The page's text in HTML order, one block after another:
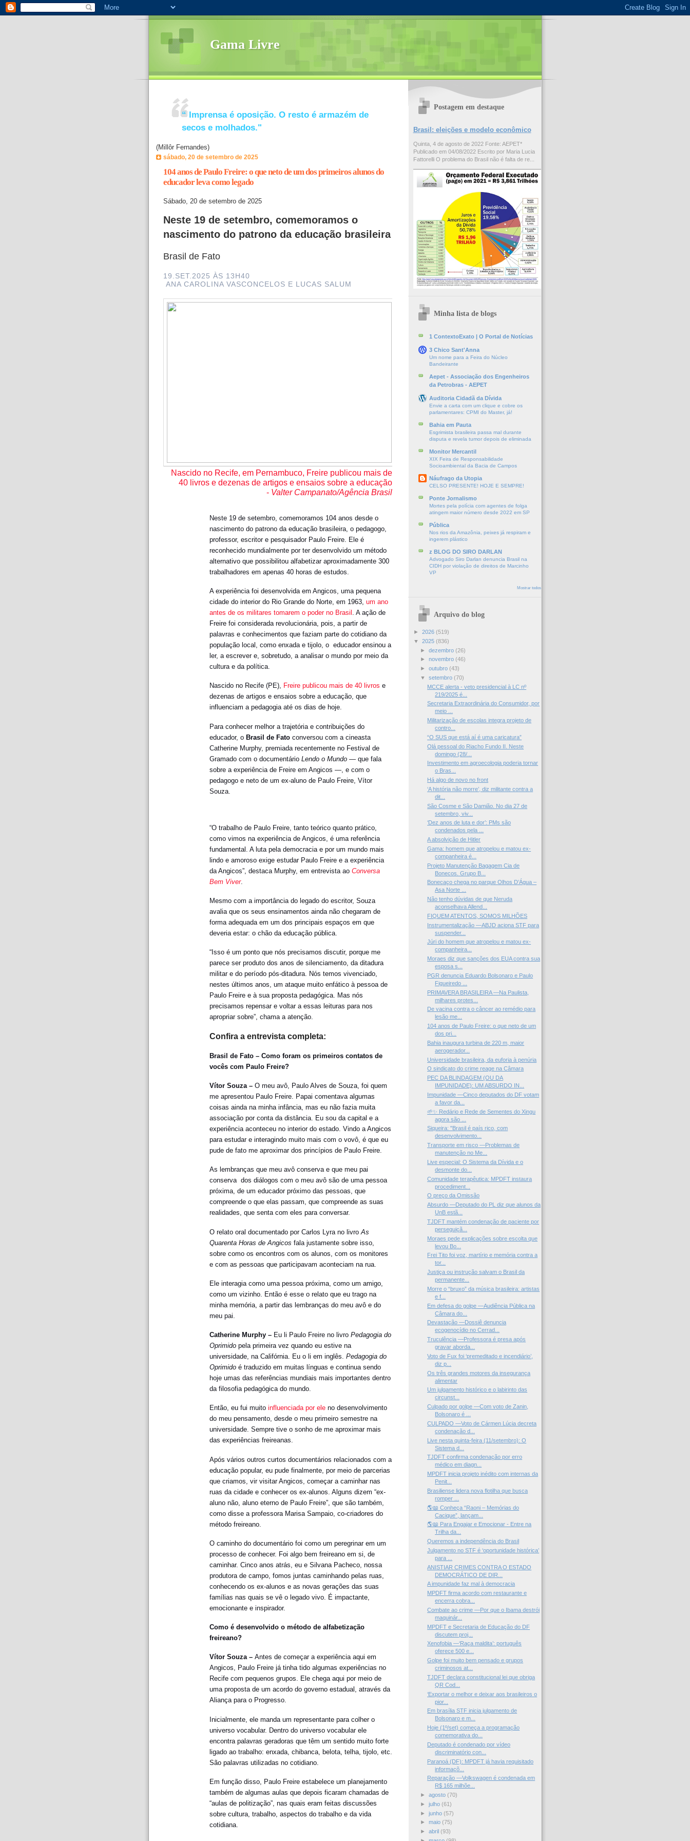
Gama Livre
“ Imprensa é oposição. O resto é armazém de
secos e molhados."
(Millôr Fernandes)
sábado, 20 de setembro de 2025
104 anos de Paulo Freire: o que neto de um dos primeiros alunos do
educador leva como legado
Sábado, 20 de setembro de 2025
Neste 19 de setembro, comemoramos o
nascimento do patrono da educação brasileira
Brasil de Fato
19.SET.2025 ÀS 13H40
ANA CAROLINA VASCONCELOS E LUCAS SALUM
Nascido no Recife, em Pernambuco, Freire publicou mais de
40 livros e dezenas de artigos e ensaios sobre a educação
- Valter Campanato/Agência Brasil
Neste 19 de setembro, comemoramos 104 anos desde o
nascimento do patrono da educação brasileira, o pedagogo,
professor, escritor e pesquisador Paulo Freire. Ele é
reconhecido mundialmente por ter desenvolvido um método
alternativo que possibilitou alfabetizar aproximadamente 300
trabalhadores em apenas 40 horas de estudos.
A experiência foi desenvolvida em Angicos, uma pequena
cidade do interior do Rio Grande do Norte, em 1963, um ano
antes de os militares tomarem o poder no Brasil . A ação de
Freire foi considerada revolucionária, pois, a partir de
palavras e conhecimentos que faziam parte do cotidiano da
população local, como enxada e tijolo, o educador ensinou a
ler, a escrever e, sobretudo, a analisar o mundo por meio da
cultura e da política.
Nascido no Recife (PE), Freire publicou mais de 40 livros e
dezenas de artigos e ensaios sobre a educação, que
influenciam a pedagogia até os dias de hoje.
Para conhecer melhor a trajetória e contribuições do
educador, o Brasil de Fatoconversou com a cineasta
Catherine Murphy, premiada recentemente no Festival de
Gramado com o documentário Lendo o Mundo — que fala
sobre a experiência de Freire em Angicos —, e com o
pedagogo e neto de um ex-aluno de Paulo Freire, Vítor
Souza.
“O trabalho de Paulo Freire, tanto teórico quanto prático,
como vimos na experiência de Angicos, é uma referência
fundamental. A luta pela democracia e por um mundo mais
lindo e amoroso exige estudar Paulo Freire e a experiência
da Angicos”, destaca Murphy, em entrevista ao Conversa
Bem Viver.
Mesmo com a importância do legado do escritor, Souza
avalia que os seus ensinamentos ainda não chegaram de
forma adequada em um dos principais espaços em que
deveria estar: o chão da educação pública.
“Isso é um ponto que nós precisamos discutir, porque me
parece ser produto dos anos de silenciamento, da ditadura
militar e do período pós-ditadura. Nós temos vivenciado,
nestes últimos anos, um ataque muito enfático à pessoa de
Paulo Freire e à sua proposta pedagógica. Mas nós
precisamos repensar e voltar a essas leituras para nos
apropriar sobre”, chama a atenção.
Confira a entrevista completa:
Brasil de Fato – Como foram os primeiros contatos de
vocês com Paulo Freire?
Vítor Souza – O meu avô, Paulo Alves de Souza, foi quem
me apresentou Paulo Freire. Papai comentava algumas
coisas ainda na minha infância, mas eu não fazia muita
associação por conta da distância. Eu sou da capital e a
experiência aconteceu no interior do estado. Vindo a Angicos
para estudar e interagindo muito mais com o vovô, é que eu
pude de fato me aproximar dos princípios de Paulo Freire.
As lembranças que meu avô conserva e que meu pai
conserva dos diálogos com o meu avô são de uma pessoa
próxima, de um educador próximo das pessoas, que
compreende o que elas passam, que compreende as suas
realidades, que senta com eles para conversar.
O relato oral documentado por Carlos Lyra no livroAs
Quarenta Horas de Angicos fala justamente sobre isso,
sobre como os encontros com os alunos, com os monitores
e com as pessoas que participavam aconteciam na rua.
Ele interagia como uma pessoa próxima, como um amigo,
como um vizinho. Então é esse o relato que eu trago na
minha memória, a partir das lembranças do meu avô e do
meu pai.
Catherine Murphy – Eu li Paulo Freire no livro Pedagogia do
Oprimidopela primeira vez quando eu estive na
universidade, na Califórnia. Eu o li em inglês. Pedagogia do
Oprimidoé traduzido em muitas línguas e continua sendo
hoje umas das referências mundiais mais importantes dentro
da filosofia pedagógica do mundo.
Então, eu fui muito influenciada por eleno desenvolvimento
do meu pensamento, desde o meu primeiro semestre na
universidade. Sempre tive o sonho de me aproximar mais
das experiências freireanas.
Após vários outros curtos documentários relacionados com a
educação popular, eu pude finalmente, por meio de parcerias
que criamos, vir visitar Angicos, começar a caminhar nas
ruas da cidade e conhecer os ex-alunos. Alguns dizem “ex-
aluno não, aluno eterno de Paulo Freire”, que são também,
como disse a professora Marisa Sampaio, co-criadores do
método freireano.
O caminho do documentário foi como um peregrinar em um
processo de conhecer. Foi algo bem freireano em si, de
caminhar. Cinco anos atrás, eu e Silvana Pacheco, nossa
produtora de campo, fomos juntas caminhando pelas ruas,
conhecendo os ex-alunos e as novas gerações das suas
famílias nas quais se vê o legado vivo. É impactante,
emocionante e inspirador.
Como é desenvolvido o método de alfabetização
freireano?
Vítor Souza – Antes de começar a experiência aqui em
Angicos, Paulo Freire já tinha tido algumas experiências no
Recife com pequenos grupos. Ele chega aqui por meio de
uma proposta de um acordo do governo estadual, através da
Aliança para o Progresso.
Inicialmente, ele manda um representante para colher o
universo vocabular. Dentro do universo vocabular ele
encontra palavras geradoras que têm um sentido muito forte
ligado ao trabalho: enxada, chibanca, belota, telha, tijolo, etc.
São palavras utilizadas no cotidiano.
Em função disso, Paulo Freire estabelece um planejamento
também de algumas aulas que depois ficaram chamadas de
“aulas de politização”, nas quais eram feitas discussões
sobre cultura, trabalho, aspectos do trabalho e da vida
cotidiana.
Postagem em destaque
Brasil: eleições e modelo econômico
Quinta, 4 de agosto de 2022 Fonte: AEPET*
Publicado em 04/08/2022 Escrito por Maria Lucia
Fattorelli O problema do Brasil não é falta de re...
Minha lista de blogs
1 ContextoExato | O Portal de Notícias
3 Chico Sant'Anna
Um nome para a Feira do Núcleo
Bandeirante
Aepet - Associação dos Engenheiros
da Petrobras - AEPET
Auditoria Cidadã da Dívida
Envie a carta com um clique e cobre os
parlamentares: CPMI do Master, já!
Bahia em Pauta
Esgrimista brasileira passa mal durante
disputa e revela tumor depois de eliminada
Monitor Mercantil
XIX Feira de Responsabilidade
Socioambiental da Bacia de Campos
Náufrago da Utopia
CELSO PRESENTE! HOJE E SEMPRE!
Ponte Jornalismo
Mortes pela polícia com agentes de folga
atingem maior número desde 2022 em SP
Pública
Nos rios da Amazônia, peixes já respiram e
ingerem plástico
z BLOG DO SIRO DARLAN
Advogado Siro Darlan denuncia Brasil na
CIDH por violação de direitos de Marcinho
VP
Mostrar todos
Arquivo do blog
► 2026 (519)
▼ 2025 (836)
► dezembro (26)
► novembro (46)
► outubro (43)
▼ setembro (70)
MCCE alerta - veto presidencial à LC nº
219/2025 é...
Secretaria Extraordinária do Consumidor, por
meio ...
Militarização de escolas integra projeto de
contro...
“O SUS que está aí é uma caricatura”
Olá pessoal do Riacho Fundo II. Neste
domingo (28/...
Investimento em agroecologia poderia tornar
o Bras...
Há algo de novo no front
‘A história não morre’, diz militante contra a
dit...
São Cosme e São Damião. No dia 27 de
setembro, viv...
‘Dez anos de luta e dor’: PMs são
condenados pela ...
A absolvição de Hitler
Gama: homem que atropelou e matou ex-
companheira é...
Projeto Manutenção Bagagem Cia de
Bonecos. Grupo B...
Bonecaço chega no parque Olhos D’Água –
Asa Norte ...
Não tenho dúvidas de que Neruda
aconselhava Allend...
FIQUEM ATENTOS, SOMOS MILHÕES
Instrumentalização —ABJD aciona STF para
suspender...
Júri do homem que atropelou e matou ex-
companheira...
Moraes diz que sanções dos EUA contra sua
esposa s...
PGR denuncia Eduardo Bolsonaro e Paulo
Figueiredo ...
PRIMAVERA BRASILEIRA —Na Paulista,
milhares protes...
De vacina contra o câncer ao remédio para
lesão me...
104 anos de Paulo Freire: o que neto de um
dos pri...
Bahia inaugura turbina de 220 m, maior
aerogerador...
Universidade brasileira, da euforia à penúria
O sindicato do crime reage na Câmara
PEC DA BLINDAGEM (OU DA
IMPUNIDADE): UM ABSURDO IN...
Impunidade —Cinco deputados do DF votam
a favor da...
🌱✨ Redário e Rede de Sementes do Xingu
agora são ...
Siqueira: "Brasil é país rico, com
desenvolvimento...
Transporte em risco —Problemas de
manutenção no Me...
Live especial: O Sistema da Dívida e o
desmonte do...
Comunidade terapêutica: MPDFT instaura
procediment...
O preço da Omissão
Absurdo —Deputado do PL diz que alunos da
UnB estã...
TJDFT mantém condenação de paciente por
perseguiçã...
Moraes pede explicações sobre escolta que
levou Bo...
Frei Tito foi voz, martírio e memória contra a
tor...
Justiça ou instrução salvam o Brasil da
permanente...
Morre o “bruxo” da música brasileira: artistas
e f...
Em defesa do golpe —Audiência Pública na
Câmara do...
Devastação —Dossiê denuncia
ecogenocídio no Cerrad...
Truculência —Professora é presa após
gravar aborda...
Voto de Fux foi ‘premeditado e incendiário’,
diz p...
Os três grandes motores da insegurança
alimentar
Um julgamento histórico e o labirinto das
circunst...
Culpado por golpe —Com voto de Zanin,
Bolsonaro é ...
CULPADO —Voto de Cármen Lúcia decreta
condenação d...
Live nesta quinta-feira (11/setembro): O
Sistema d...
TJDFT confirma condenação por erro
médico em diagn...
MPDFT inicia projeto inédito com internas da
Penit...
Brasiliense lidera nova flotilha que busca
romper ...
🌎📖 Conheça “Raoni – Memórias do
Cacique”, lançam...
🌎📖 Para Engajar e Emocionar - Entre na
Trilha da...
Queremos a independência do Brasil
Julgamento no STF é ‘oportunidade histórica’
para ...
ANISTIAR CRIMES CONTRA O ESTADO
DEMOCRÁTICO DE DIR...
A impunidade faz mal à democracia
MPDFT firma acordo com restaurante e
encerra cobra...
Combate ao crime —Por que o Ibama destrói
maquinár...
MPDFT e Secretaria de Educação do DF
discutem proj...
Xenofobia —‘Raça maldita’: português
oferece 500 e...
Golpe foi muito bem pensado e grupos
criminosos at...
TJDFT declara constitucional lei que obriga
QR Cod...
‘Exportar o melhor e deixar aos brasileiros o
pior...
Em brasília STF inicia julgamento de
Bolsonaro e m...
Hoje (1º/set) começa a programação
comemorativa do...
Deputado é condenado por vídeo
discriminatório con...
Paranoá (DF): MPDFT já havia requisitado
informaçõ...
Reparação —Volkswagen é condenada em
R$ 165 milhõe...
► agosto (70)
► julho (61)
► junho (57)
► maio (75)
► abril (93)